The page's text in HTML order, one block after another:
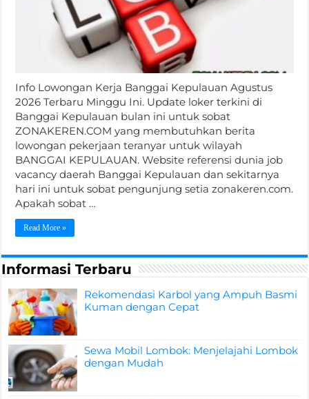
Info Lowongan Kerja Banggai Kepulauan Agustus
2026 Terbaru Minggu Ini. Update loker terkini di
Banggai Kepulauan bulan ini untuk sobat
ZONAKEREN.COM yang membutuhkan berita
lowongan pekerjaan teranyar untuk wilayah
BANGGAI KEPULAUAN. Website referensi dunia job
vacancy daerah Banggai Kepulauan dan sekitarnya
hari ini untuk sobat pengunjung setia zonakeren.com.
Apakah sobat …
Read More »
Informasi Terbaru
Rekomendasi Karbol yang Ampuh Basmi
Kuman dengan Cepat
Sewa Mobil Lombok: Menjelajahi Lombok
dengan Mudah